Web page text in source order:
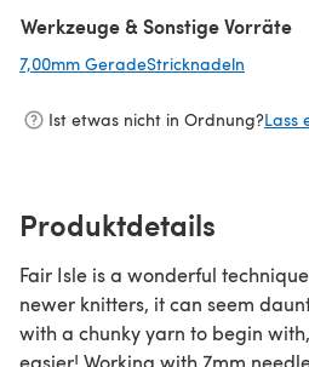
Werkzeuge & Sonstige Vorräte
7,00mm GeradeStricknadeln
Ist etwas nicht in Ordnung?Lass
Produktdetails
Fair Isle is a wonderful
newer knitters, it can seem
with a chunky yarn to begin
easier! Working with 7mm